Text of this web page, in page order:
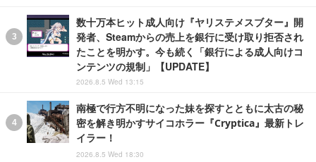
数十万本ヒット成人向け『ヤリステメスブター』開
発者、Steamからの売上を銀行に受け取り拒否され
たことを明かす。今も続く「銀行による成人向けコ
ンテンツの規制」【UPDATE】
2026.8.5 Wed 13:15
南極で行方不明になった妹を探すとともに太古の秘
密を解き明かすサイコホラー『Cryptica』最新トレ
イラー！
2026.8.5 Wed 18:30